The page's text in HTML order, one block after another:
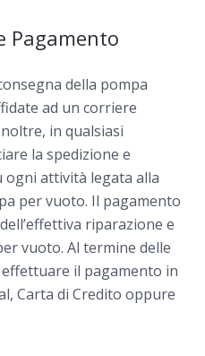
Pagamento
della pompa
ad un corriere
in qualsiasi
la spedizione e
ogni attività legata alla
per vuoto. Il pagamento
riparazione e
vuoto. Al termine delle
il pagamento in
Carta di Credito oppure